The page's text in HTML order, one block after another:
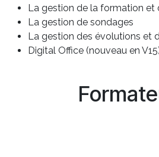
La gestion de la formation et
La gestion de sondages
La gestion des évolutions et
Digital Office (nouveau en